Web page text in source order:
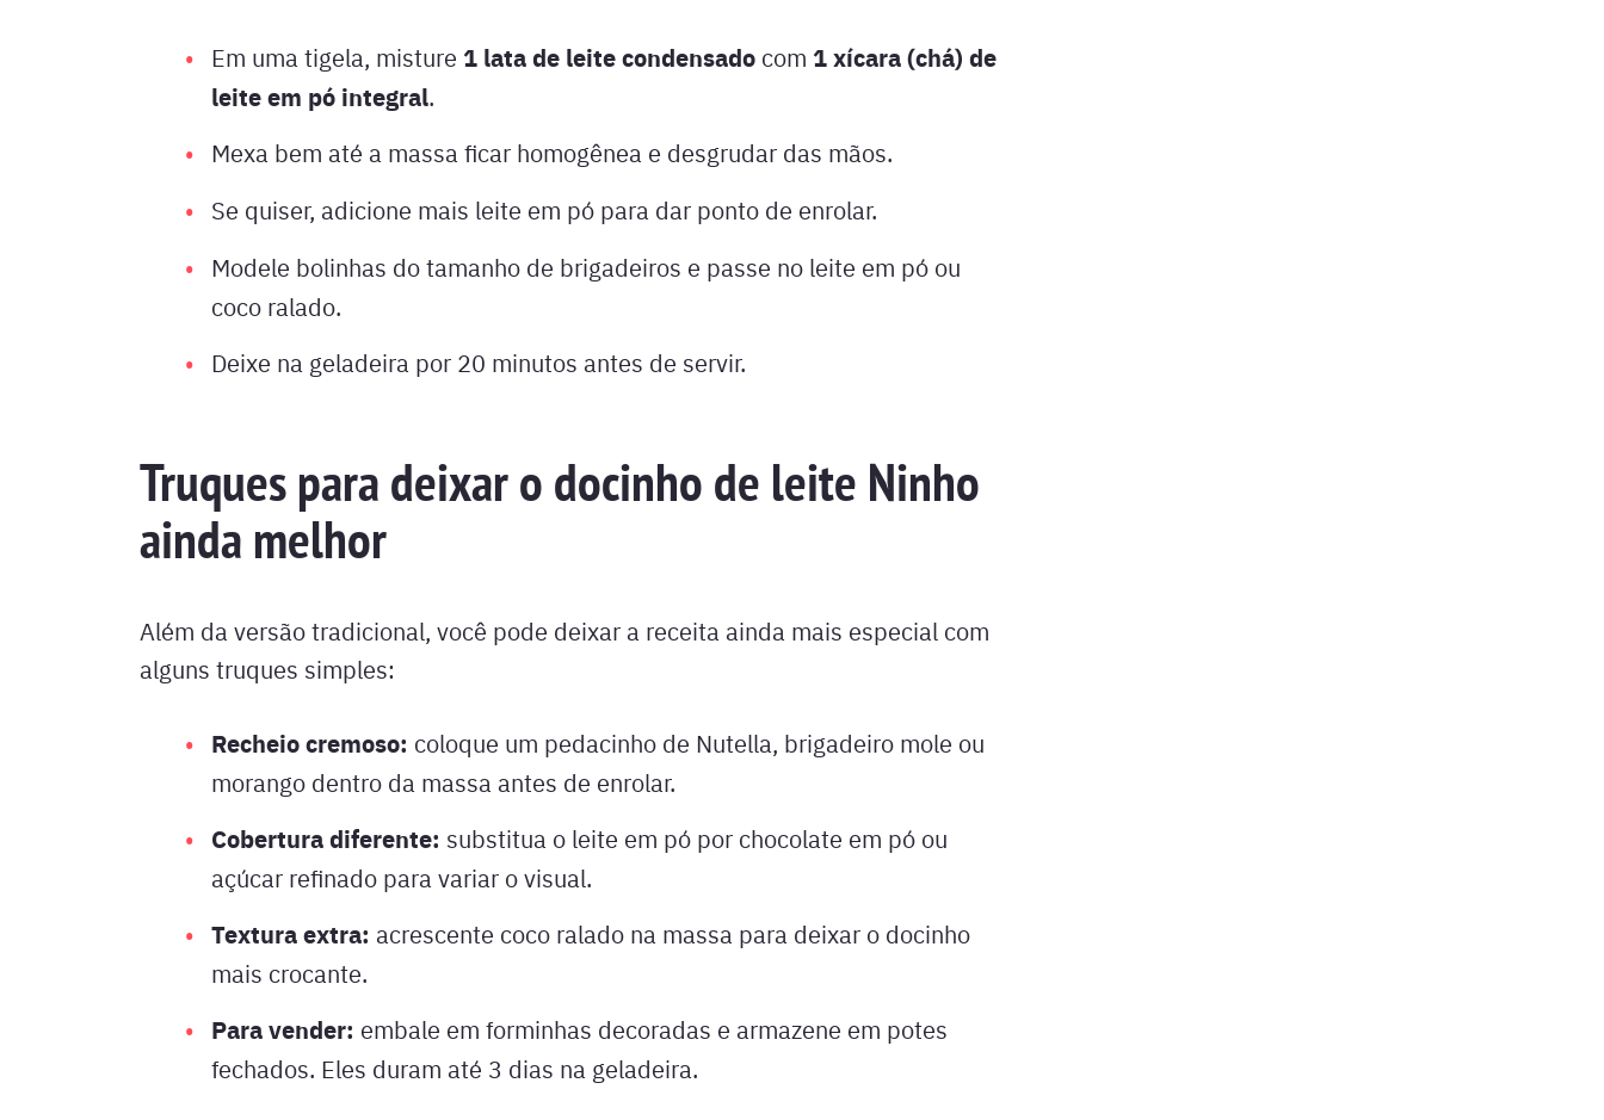
Em uma tigela, misture 1 lata de leite condensado com 1 xícara (chá) de
leite em pó integral.
Mexa bem até a massa ficar homogênea e desgrudar das mãos.
Se quiser, adicione mais leite em pó para dar ponto de enrolar.
Modele bolinhas do tamanho de brigadeiros e passe no leite em pó ou
coco ralado.
Deixe na geladeira por 20 minutos antes de servir.
Truques para deixar o docinho de leite Ninho
ainda melhor
Além da versão tradicional, você pode deixar a receita ainda mais especial com
alguns truques simples:
Recheio cremoso: coloque um pedacinho de Nutella, brigadeiro mole ou
morango dentro da massa antes de enrolar.
Cobertura diferente: substitua o leite em pó por chocolate em pó ou
açúcar refinado para variar o visual.
Textura extra: acrescente coco ralado na massa para deixar o docinho
mais crocante.
Para vender: embale em forminhas decoradas e armazene em potes
fechados. Eles duram até 3 dias na geladeira.